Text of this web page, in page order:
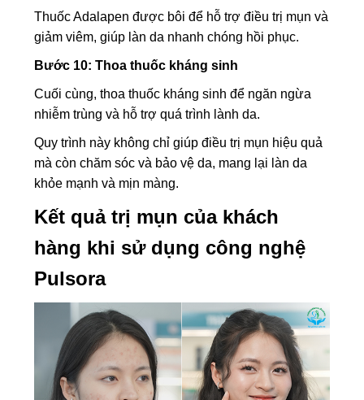
Thuốc Adalapen được bôi để hỗ trợ điều trị mụn và
giảm viêm, giúp làn da nhanh chóng hồi phục.
Bước 10: Thoa thuốc kháng sinh
Cuối cùng, thoa thuốc kháng sinh để ngăn ngừa
nhiễm trùng và hỗ trợ quá trình lành da.
Quy trình này không chỉ giúp điều trị mụn hiệu quả
mà còn chăm sóc và bảo vệ da, mang lại làn da
khỏe mạnh và mịn màng.
Kết quả trị mụn của khách
hàng khi sử dụng công nghệ
Pulsora